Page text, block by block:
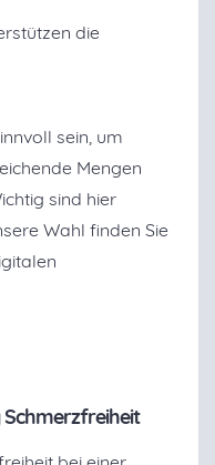
die
sein, um
Mengen
sind hier
Wahl finden Sie
Schmerzfreiheit